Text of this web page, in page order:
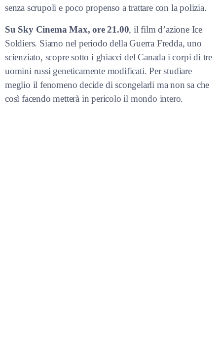
senza scrupoli e poco propenso a trattare con la polizia.
Su Sky Cinema Max, ore 21.00, il film d’azione Ice
Soldiers. Siamo nel periodo della Guerra Fredda, uno
scienziato, scopre sotto i ghiacci del Canada i corpi di tre
uomini russi geneticamente modificati. Per studiare
meglio il fenomeno decide di scongelarli ma non sa che
così facendo metterà in pericolo il mondo intero.